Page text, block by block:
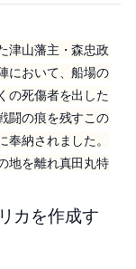
津山藩主・森忠政
において、船場の
の死傷者を出した
闘の痕を残すこの
納されました。
地を離れ真田丸特
カを作成す